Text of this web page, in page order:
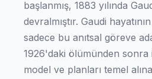
başlanmış, 1883 yılında
devralmıştır. Gaudi
sadece bu anıtsal göreve
1926'daki ölümünden sonra
model ve planları temel